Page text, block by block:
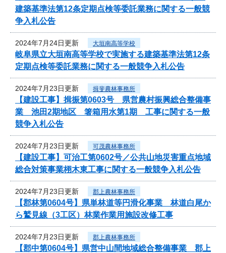
建築基準法第12条定期点検等委託業務に関する一般競
争入札公告
2024年7月24日更新 大垣南高等学校
岐阜県立大垣南高等学校で実施する建築基準法第12条
定期点検等委託業務に関する一般競争入札公告
2024年7月23日更新 揖斐農林事務所
【建設工事】揖振第0603号 県営農村振興総合整備事
業 池田2期地区 箸箱用水第1期 工事に関する一般
競争入札公告
2024年7月23日更新 可茂農林事務所
【建設工事】可治工第0602号／公共山地災害重点地域
総合対策事業栩木東工事に関する一般競争入札公告
2024年7月23日更新 郡上農林事務所
【郡林第0604号】県単林道等円滑化事業 林道白尾か
ら鷲見線（3工区）林業作業用施設改修工事
2024年7月23日更新 郡上農林事務所
【郡中第0604号】県営中山間地域総合整備事業 郡上